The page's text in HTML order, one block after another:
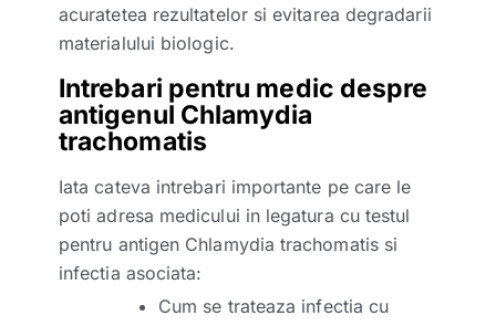
acuratetea rezultatelor si evitarea degradarii
materialului biologic.
Intrebari pentru medic despre
antigenul Chlamydia
trachomatis
Iata cateva intrebari importante pe care le
poti adresa medicului in legatura cu testul
pentru antigen Chlamydia trachomatis si
infectia asociata:
Cum se trateaza infectia cu